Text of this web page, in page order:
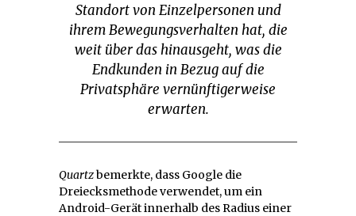
Standort von Einzelpersonen und
ihrem Bewegungsverhalten hat, die
weit über das hinausgeht, was die
Endkunden in Bezug auf die
Privatsphäre vernünftigerweise
erwarten.
Quartzbemerkte, dass Google die
Dreiecksmethode verwendet, um ein
Android-Gerät innerhalb des Radius einer